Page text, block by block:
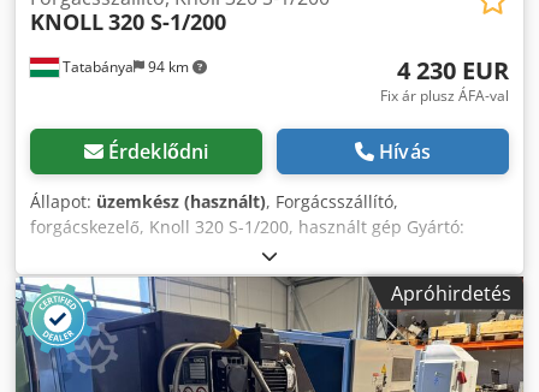
Tatabánya 94 km
KNOLL320 S-1/200
4 230 EUR
Fix ár plusz ÁFA-val
Érdeklődni Hívás
Állapot: üzemkész (használt), Forgácsszállító,
forgácskezelő, Knoll 320 S-1/200, használt gép Gyártó:
Knoll Típus: 320 S-1/200 Külső méretek: Szélesség: 6200
mm Mélység: 1300 mm Magasság: 1610 mm
Cedjxtwqdepfx Ai Aorf Szállítószalag adatai: 480 x 130 x 60
x 310 mm Szalag sebessége: 1,8 m/perc Gyártási év: 2015
Kibocsátó nyílás mérete: 550 x 530 mm Adagolónyílás: 3120
x 410 mm Léctávolság: 315 mm
Apróhirdetés